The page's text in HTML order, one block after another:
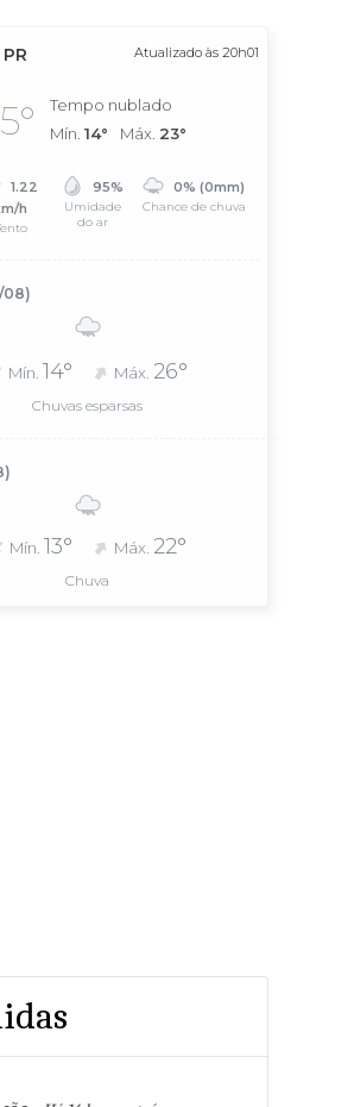
Atualizado às 20h01
Tempo nublado
Mín. 14° Máx. 23°
1.22
h
95%
Umidade
do ar
0% (0mm)
Chance de chuva
08)
Mín. 14° Máx. 26°
Chuvas esparsas
Mín. 13° Máx. 22°
Chuva